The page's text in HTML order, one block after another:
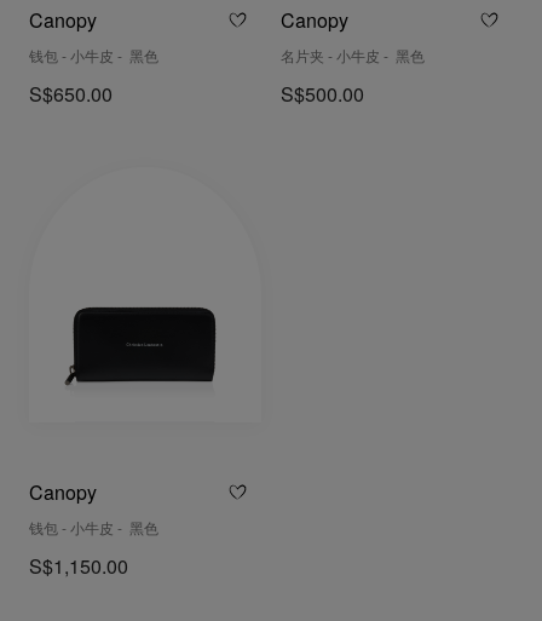
Canopy
钱包 - 小牛皮 - 黑色
S$650.00
Canopy
名片夹 - 小牛皮 - 黑色
S$500.00
Canopy
钱包 - 小牛皮 - 黑色
S$1,150.00